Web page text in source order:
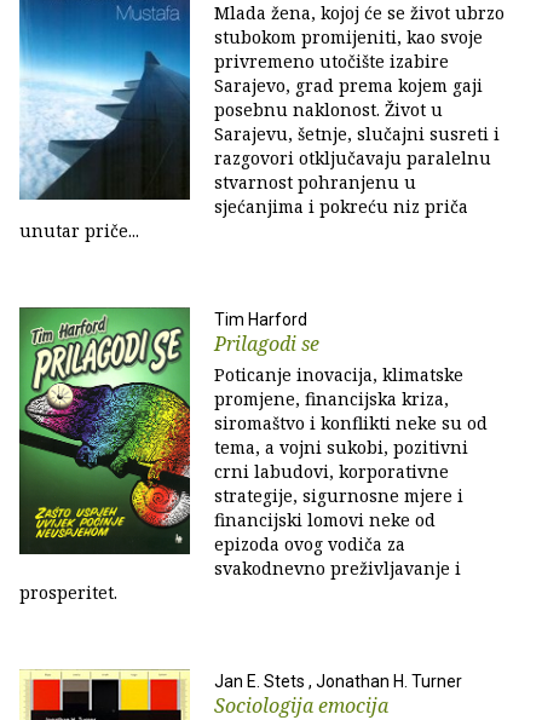
Mlada žena, kojoj će se život ubrzo
stubokom promijeniti, kao svoje
privremeno utočište izabire
Sarajevo, grad prema kojem gaji
posebnu naklonost. Život u
Sarajevu, šetnje, slučajni susreti i
razgovori otključavaju paralelnu
stvarnost pohranjenu u
sjećanjima i pokreću niz priča
unutar priče...
Tim Harford
Prilagodi se
Poticanje inovacija, klimatske
promjene, financijska kriza,
siromaštvo i konflikti neke su od
tema, a vojni sukobi, pozitivni
crni labudovi, korporativne
strategije, sigurnosne mjere i
financijski lomovi neke od
epizoda ovog vodiča za
svakodnevno preživljavanje i
prosperitet.
Jan E. Stets , Jonathan H. Turner
Sociologija emocija